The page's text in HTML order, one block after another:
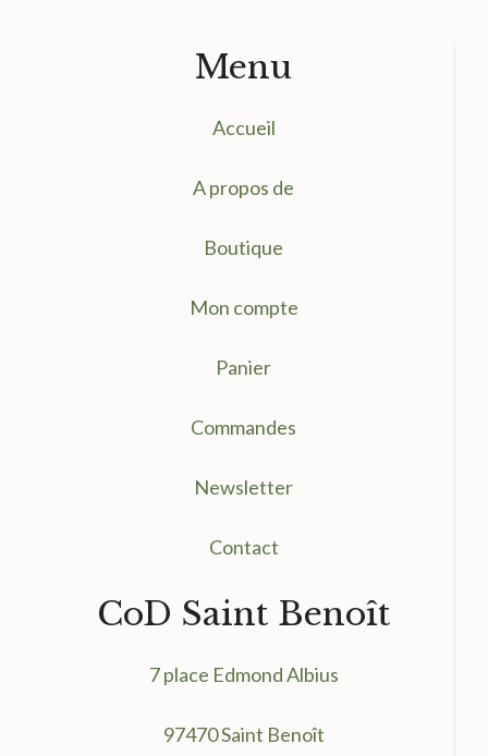
Menu
Accueil
A propos de
Boutique
Mon compte
Panier
Commandes
Newsletter
Contact
CoD Saint Benoît
7 place Edmond Albius
97470 Saint Benoît